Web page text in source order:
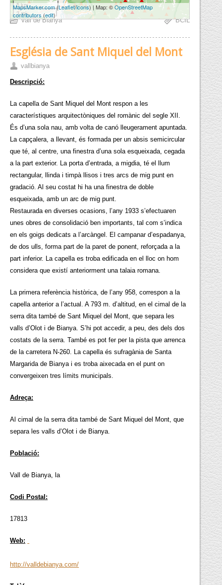
5 km
3 mi
MapsMarker.com(Leaflet/icons) | Map: ©OpenStreetMap
contributors (edit)
Vall de Bianya BCIL
Església de Sant Miquel del Mont
vallbianya
Descripció:
La capella de Sant Miquel del Mont respon a les
característiques arquitectòniques del romànic del segle XII.
És d’una sola nau, amb volta de canó lleugerament apuntada.
La capçalera, a llevant, és formada per un absis semicircular
que té, al centre, una finestra d’una sola esqueixada, cegada
a la part exterior. La porta d’entrada, a migdia, té el llum
rectangular, llinda i timpà llisos i tres arcs de mig punt en
gradació. Al seu costat hi ha una finestra de doble
esqueixada, amb un arc de mig punt.
Restaurada en diverses ocasions, l’any 1933 s’efectuaren
unes obres de consolidació ben importants, tal com s’indica
en els goigs dedicats a l’arcàngel. El campanar d’espadanya,
de dos ulls, forma part de la paret de ponent, reforçada a la
part inferior. La capella es troba edificada en el lloc on hom
considera que existí anteriorment una talaia romana.
La primera referència històrica, de l’any 958, correspon a la
capella anterior a l’actual. A 793 m. d’altitud, en el cimal de la
serra dita també de Sant Miquel del Mont, que separa les
valls d’Olot i de Bianya. S’hi pot accedir, a peu, des dels dos
costats de la serra. També es pot fer per la pista que arrenca
de la carretera N-260. La capella és sufragània de Santa
Margarida de Bianya i es troba aixecada en el punt on
convergeixen tres límits municipals.
Adreça:
Al cimal de la serra dita també de Sant Miquel del Mont, que
separa les valls d’Olot i de Bianya.
Població:
Vall de Bianya, la
Codi Postal:
17813
Web:
http://valldebianya.com/